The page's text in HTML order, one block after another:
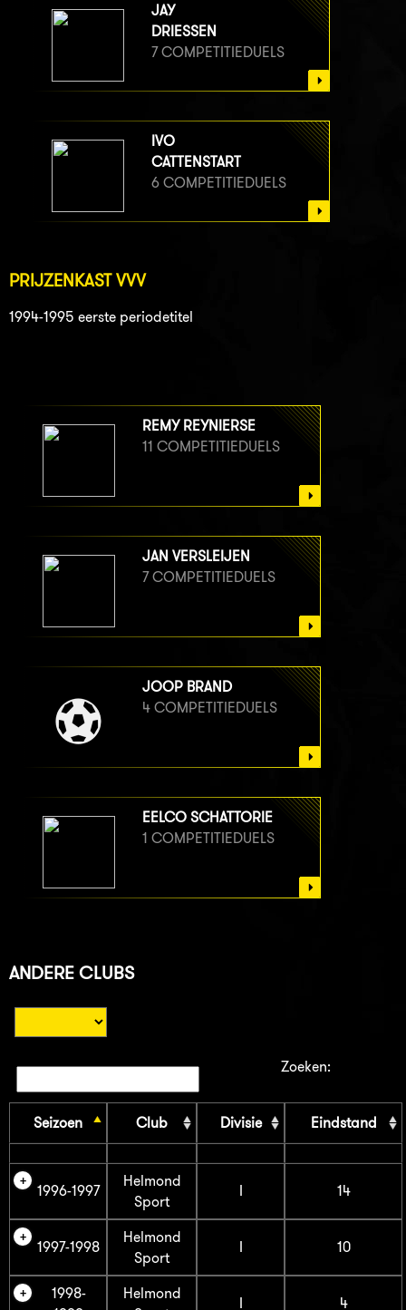
JAY
DRIESSEN
7 COMPETITIEDUELS
IVO
CATTENSTART
6 COMPETITIEDUELS
PRIJZENKAST VVV
1994-1995 eerste periodetitel
REMY REYNIERSE
11 COMPETITIEDUELS
JAN VERSLEIJEN
7 COMPETITIEDUELS
JOOP BRAND
4 COMPETITIEDUELS
EELCO SCHATTORIE
1 COMPETITIEDUELS
ANDERE CLUBS
Zoeken:
Seizoen Club Divisie Eindstand
1996-1997
Helmond
Sport
I 14
1997-1998
Helmond
Sport
I 10
1998-
Helmond
I 4